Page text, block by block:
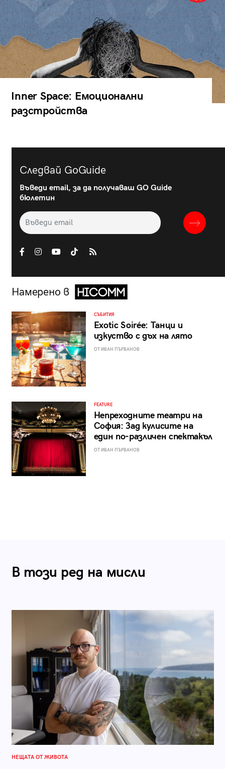
Inner Space: Емоционални
разстройства
Следвай GoGuide
Въведи email, за да получаваш GO Guide
бюлетин
Намерено в
СЪБИТИЯ
Exotic Soirée: Танци и
изкуство с дъх на лято
ОТ ИВАН ПЪРВАНОВ
FEATURE
Непреходните театри на
София: Зад кулисите на
един по-различен спектакъл
ОТ ИВАН ПЪРВАНОВ
В този ред на мисли
НЕЩАТА ОТ ЖИВОТА